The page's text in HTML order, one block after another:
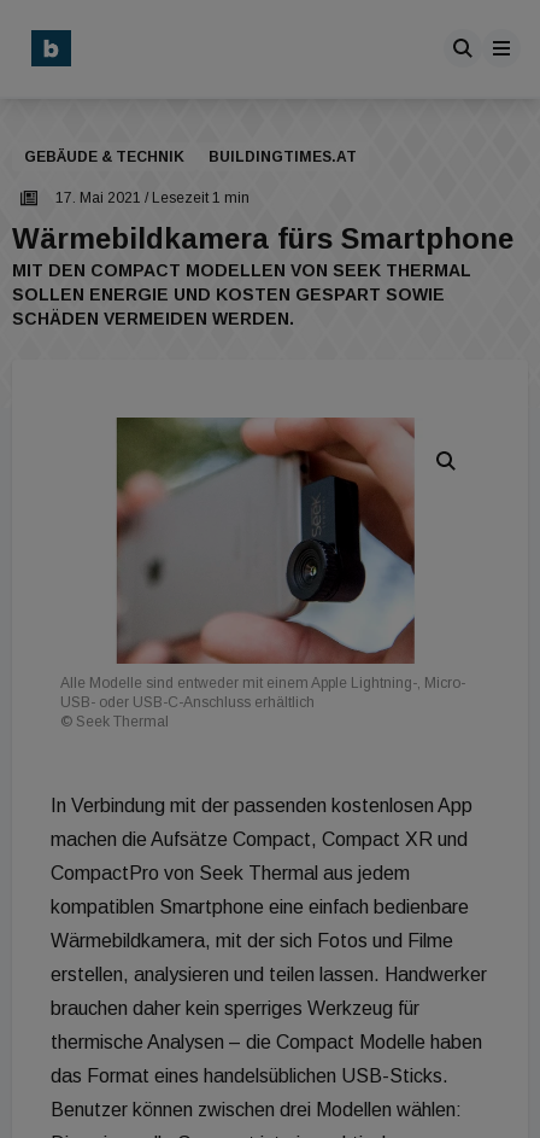
GEBÄUDE & TECHNIK BUILDINGTIMES.AT
17. Mai 2021 / Lesezeit 1 min
Wärmebildkamera fürs Smartphone
MIT DEN COMPACT MODELLEN VON SEEK THERMAL
SOLLEN ENERGIE UND KOSTEN GESPART SOWIE
SCHÄDEN VERMEIDEN WERDEN.
Alle Modelle sind entweder mit einem Apple Lightning-, Micro-
USB- oder USB-C-Anschluss erhältlich
© Seek Thermal
In Verbindung mit der passenden kostenlosen App
machen die Aufsätze Compact, Compact XR und
CompactPro von Seek Thermal aus jedem
kompatiblen Smartphone eine einfach bedienbare
Wärmebildkamera, mit der sich Fotos und Filme
erstellen, analysieren und teilen lassen. Handwerker
brauchen daher kein sperriges Werkzeug für
thermische Analysen – die Compact Modelle haben
das Format eines handelsüblichen USB-Sticks.
Benutzer können zwischen drei Modellen wählen: